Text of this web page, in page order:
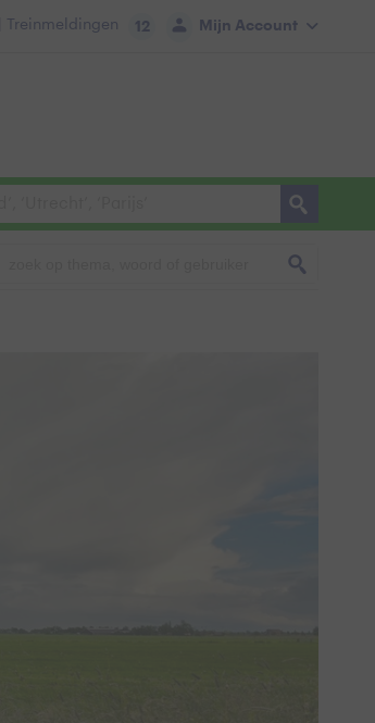
Mijn Account
| Treinmeldingen 12